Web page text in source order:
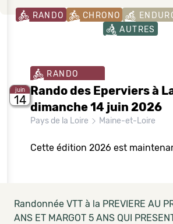
RANDO CHRONO
AUTRES
juin
14
RANDO
Rando des Eperviers à
dimanche 14 juin 2026
Pays de la Loire Maine-et-Loire
Cette édition 2026 est
Randonnée VTT à la PREVIERE AU
ANS ET MARGOT 5 ANS QUI